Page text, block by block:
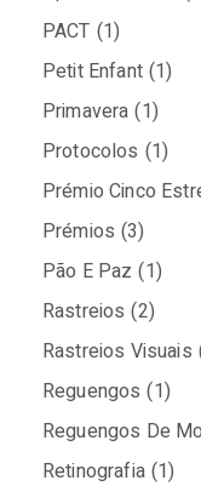
PACT (1)
Petit Enfant (1)
Primavera (1)
Protocolos (1)
Prémio Cinco
Prémios (3)
Pão E Paz (1)
Rastreios (2)
Rastreios Visuais
Reguengos (1)
Reguengos De
Retinografia (1)